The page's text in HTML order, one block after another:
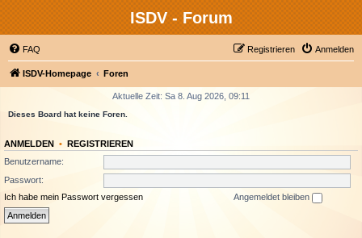
ISDV - Forum
FAQ Anmelden
Registrieren
ISDV-Homepage Foren
Aktuelle Zeit: Sa 8. Aug 2026, 09:11
Dieses Board hat keine Foren.
ANMELDEN • REGISTRIEREN
Benutzername:
Passwort:
Ich habe mein Passwort vergessen
Angemeldet bleiben